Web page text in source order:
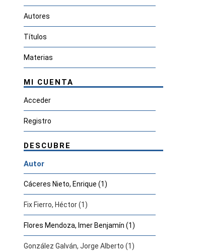
Autores
Títulos
Materias
MI CUENTA
Acceder
Registro
DESCUBRE
Autor
Cáceres Nieto, Enrique (1)
Fix Fierro, Héctor (1)
Flores Mendoza, Imer Benjamín (1)
González Galván, Jorge Alberto (1)